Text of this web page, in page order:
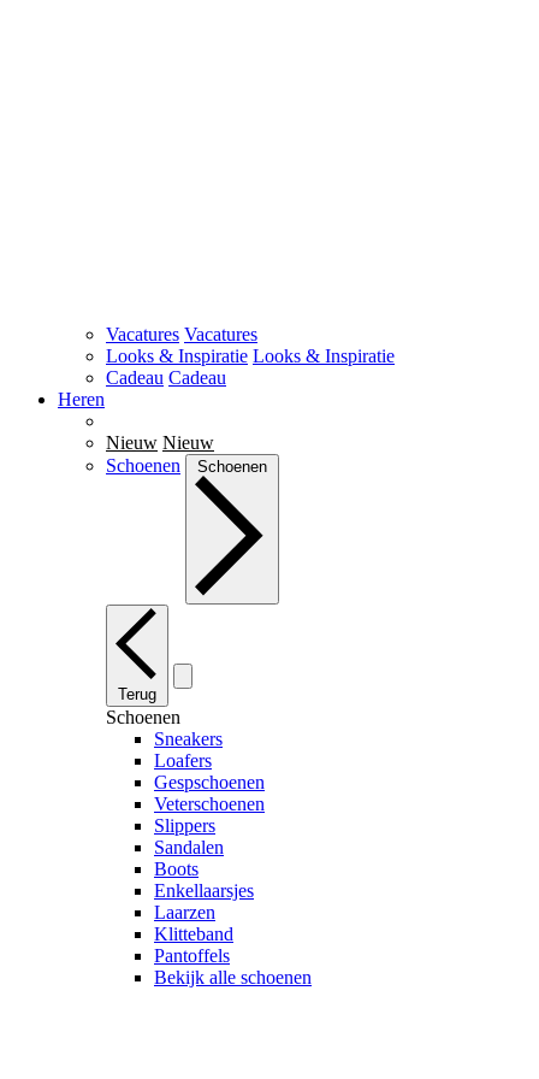
Vacatures Vacatures
Looks & Inspiratie Looks & Inspiratie
Cadeau Cadeau
Heren
Nieuw Nieuw
Schoenen
Schoenen
Terug
Schoenen
Sneakers
Loafers
Gespschoenen
Veterschoenen
Slippers
Sandalen
Boots
Enkellaarsjes
Laarzen
Klitteband
Pantoffels
Bekijk alle schoenen